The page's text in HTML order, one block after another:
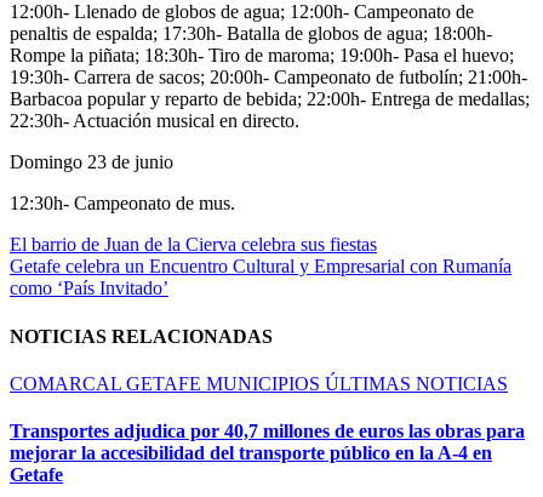
12:00h- Llenado de globos de agua; 12:00h- Campeonato de
penaltis de espalda; 17:30h- Batalla de globos de agua; 18:00h-
Rompe la piñata; 18:30h- Tiro de maroma; 19:00h- Pasa el huevo;
19:30h- Carrera de sacos; 20:00h- Campeonato de futbolín; 21:00h-
Barbacoa popular y reparto de bebida; 22:00h- Entrega de medallas;
22:30h- Actuación musical en directo.
Domingo 23 de junio
12:30h- Campeonato de mus.
Navegación
de
El barrio de Juan de la Cierva celebra sus fiestas
Getafe celebra un Encuentro Cultural y Empresarial con Rumanía
como ‘País Invitado’
NOTICIAS RELACIONADAS
COMARCAL GETAFE MUNICIPIOS ÚLTIMAS NOTICIAS
Transportes adjudica por 40,7 millones de euros las obras para
mejorar la accesibilidad del transporte público en la A-4 en
Getafe